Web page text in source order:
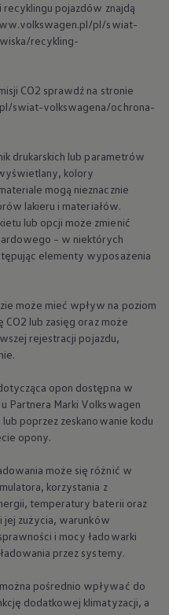
i sygnalizacyjne
generacje – archiwum oraz
Volkswagena
Volkswagena
i ekologiczne
pojazdów znajdą
pl/swiat-
recykling-
CO2 sprawdź na stronie
swiat-volkswagena/ochrona-
drukarskich lub parametrów
kolory
mogą nieznacznie
lakieru i materiałów.
lub opcji może zmienić
– w niektórych
elementy wyposażenia
może mieć wpływ na poziom
lub zasięg oraz może
rejestracji pojazdu,
opon dostępna w
Partnera Marki Volkswagen
poprzez zeskanowanie kodu
opony.
może się różnić w
korzystania z
temperatury baterii oraz
jej zużycia, warunków
i mocy ładowarki
przez systemy.
pośrednio wpływać do
dodatkowej klimatyzacji, a